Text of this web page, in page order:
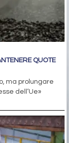
QUOTE
ma prolungare
dell’Ue»